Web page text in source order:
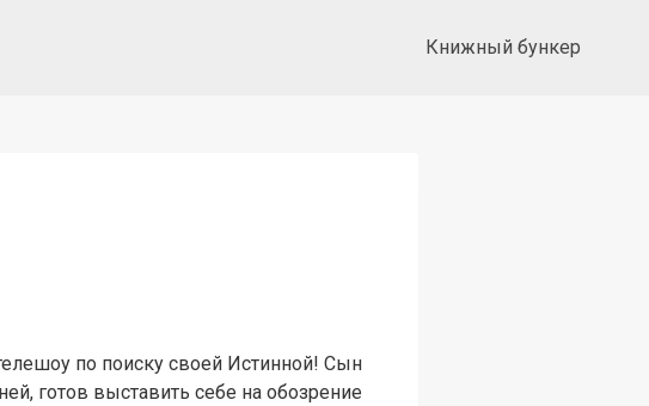
Книжный бункер
по поиску своей Истинной! Сын
готов выставить себе на обозрение